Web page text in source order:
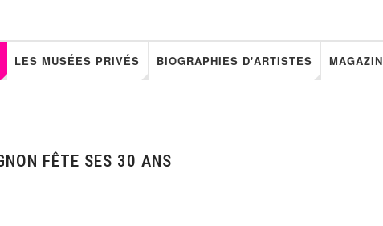
LES MUSÉES PRIVÉS BIOGRAPHIES D'ARTISTES
FÊTE SES 30 ANS